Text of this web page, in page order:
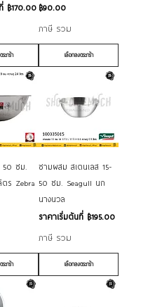
฿170.00
ะกร้า
ราคา
฿90.00
ภาษี รวม
เลือกลงตระกร้า
50 ซม.
ร Zebra
ะกร้า
ชามผสม สเตนเลส 15-
50 ซม. Seagull นก
นางนวล
ราคาเริ่มต้นที่ ฿195.00
ราคาขายลด
ภาษี รวม
เลือกลงตระกร้า